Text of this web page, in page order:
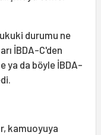
durumu ne
İBDA-C'den
ya da böyle İBDA-
kamuoyuya